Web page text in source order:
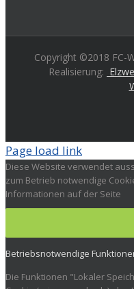
Copyright ©2018 FC-
Realisierung:
Page load link
Diese Website verwendet
zum Betrieb notwendige
Informationen auf der Seite
Betriebsnotwendige
Die Funktionen "Lokaler